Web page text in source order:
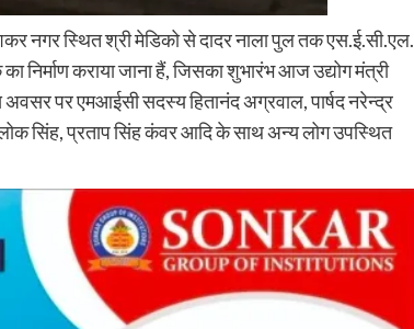
नगर स्थित श्री मेडिको से दादर नाला पुल तक एस.ई.सी.एल.
कराया जाना हैं, जिसका शुभारंभ आज उद्योग मंत्री
अवसर पर एमआईसी सदस्य हितानंद अग्रवाल, पार्षद नरेन्द्र
सिंह, प्रताप सिंह कंवर आदि के साथ अन्य लोग उपस्थित